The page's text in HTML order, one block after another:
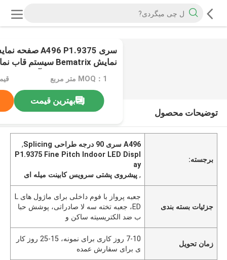
2
/
0
496x496mm کابینت آلومینیومی دایکاست
MOQ：1 متر مربع
بهترین قیمت
توضیحات محصول
برجسته:
A496 سری 90 درجه طراحی Splicing
,
P1.9375 Fine Pitch Indoor LED Displ
ay
,پیشروی پشتی سرویس کابینت میله ای
جزئیات بسته بندی
جعبه پرواز با فوم داخلی برای ماژول های L
ED، جعبه تخته سه لا صادراتی، پوشش حبا
ب ضد الکتریسیته ساکن و
زمان تحویل
7-10 روز کاری برای نمونه، 15-25 روز کار
ی برای سفارش عمده